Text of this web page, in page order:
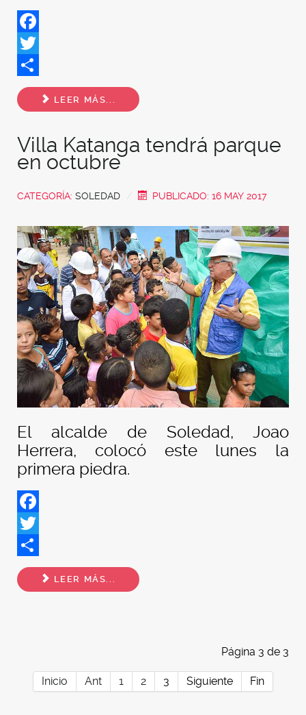
Facebook
Twitter
Share
LEER MÁS...
Villa Katanga tendrá parque
en octubre
CATEGORÍA: SOLEDAD PUBLICADO: 16 MAY 2017
El alcalde de Soledad, Joao
Herrera, colocó este lunes la
primera piedra.
Facebook
Twitter
Share
LEER MÁS...
Página 3 de 3
Inicio Ant 1 2 3 Siguiente Fin